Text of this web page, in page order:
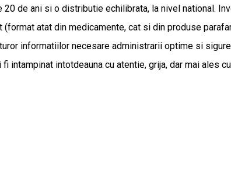
de ani si o distributie echilibrata, la nivel national.
atat din medicamente, cat si din produse
informatiilor necesare administrarii optime si
intampinat intotdeauna cu atentie, grija, dar mai ales